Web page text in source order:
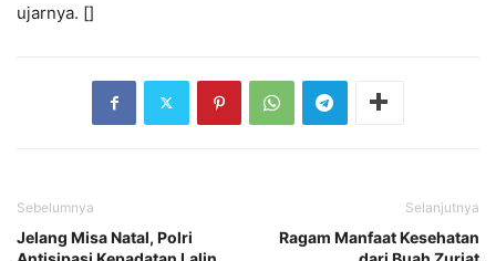
ujarnya. []
Sebelumnya
Jelang Misa Natal, Polri
Selanjutnya
Ragam Manfaat Kesehatan